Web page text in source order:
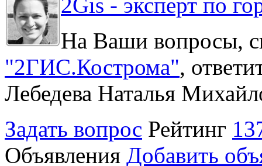
На Ваши вопросы,
"2ГИС.Кострома",
Лебедева Наталья
Задать вопрос Рейтинг
Объявления Добавить